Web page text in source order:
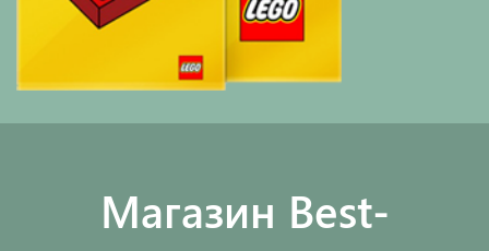
Maгазин Best-